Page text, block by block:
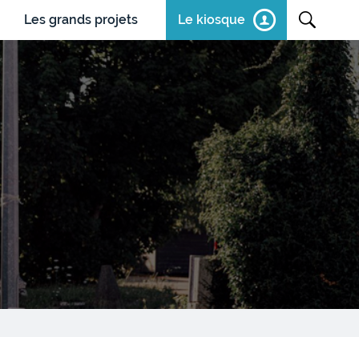
Les grands projets Le kiosque